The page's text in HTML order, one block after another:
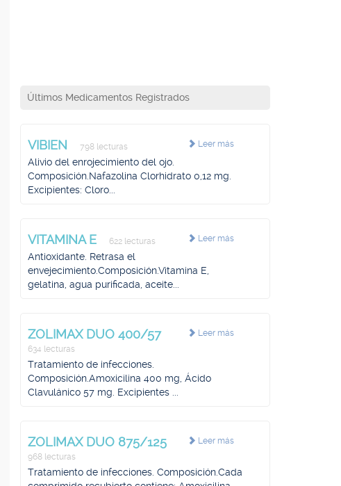
Últimos Medicamentos Registrados
Leer más
VIBIEN 798 lecturas
Alivio del enrojecimiento del ojo.
Composición.Nafazolina Clorhidrato 0,12 mg.
Excipientes: Cloro...
Leer más
VITAMINA E 622 lecturas
Antioxidante. Retrasa el
envejecimiento.Composición.Vitamina E,
gelatina, agua purificada, aceite...
Leer más
ZOLIMAX DUO 400/57
634 lecturas
Tratamiento de infecciones.
Composición.Amoxicilina 400 mg, Ácido
Clavulánico 57 mg. Excipientes ...
Leer más
ZOLIMAX DUO 875/125
968 lecturas
Tratamiento de infecciones. Composición.Cada